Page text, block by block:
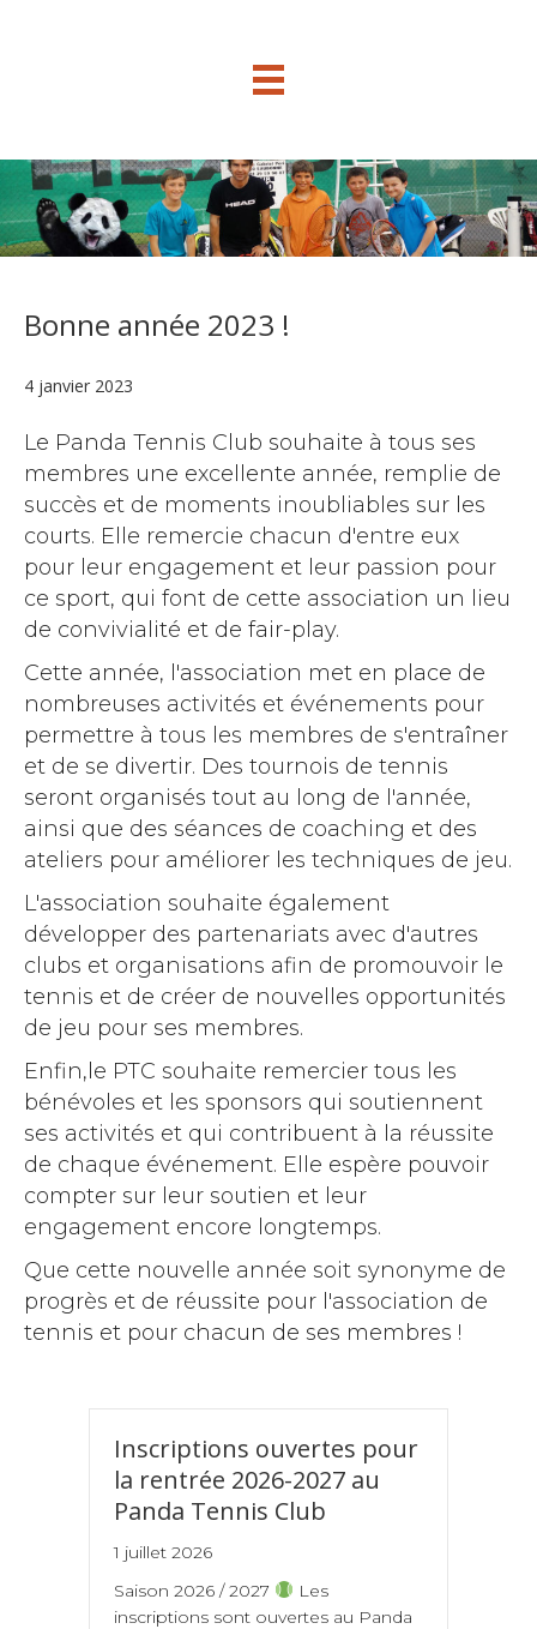
Bonne année 2023 !
4 janvier 2023
Le Panda Tennis Club souhaite à tous ses
membres une excellente année, remplie de
succès et de moments inoubliables sur les
courts. Elle remercie chacun d'entre eux
pour leur engagement et leur passion pour
ce sport, qui font de cette association un lieu
de convivialité et de fair-play.
Cette année, l'association met en place de
nombreuses activités et événements pour
permettre à tous les membres de s'entraîner
et de se divertir. Des tournois de tennis
seront organisés tout au long de l'année,
ainsi que des séances de coaching et des
ateliers pour améliorer les techniques de jeu.
L'association souhaite également
développer des partenariats avec d'autres
clubs et organisations afin de promouvoir le
tennis et de créer de nouvelles opportunités
de jeu pour ses membres.
Enfin,le PTC souhaite remercier tous les
bénévoles et les sponsors qui soutiennent
ses activités et qui contribuent à la réussite
de chaque événement. Elle espère pouvoir
compter sur leur soutien et leur
engagement encore longtemps.
Que cette nouvelle année soit synonyme de
progrès et de réussite pour l'association de
tennis et pour chacun de ses membres !
Inscriptions ouvertes pour
la rentrée 2026-2027 au
Panda Tennis Club
1 juillet 2026
Saison 2026 / 2027
Les
inscriptions sont ouvertes au Panda